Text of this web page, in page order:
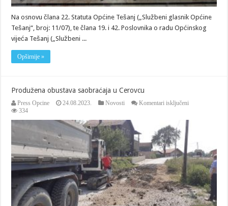
Na osnovu člana 22. Statuta Općine Tešanj („Službeni glasnik Općine
Tešanj“, broj: 11/07), te člana 19. i 42. Poslovnika o radu Općinskog
vijeća Tešanj („Službeni ...
Opširnije »
Produžena obustava saobraćaja u Cerovcu
Press Opcine 24.08.2023. Novosti Komentari isključeni
saobraćaja
334